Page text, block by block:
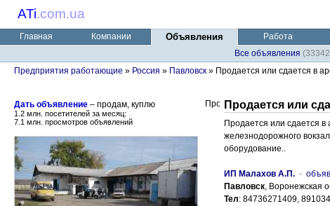
ATi.com.ua
Главная Компании Объявления
Работа
Все объявления
Предприятия работающие » Россия » Павловск » Продается или сдается в
Дать объявление – продам, куплю
1.2 млн. посетителей за месяц:
7.1 млн. просмотров объявлений
Продается или
Продается или сдается в
железнодорожного
оборудование..
ИП Малахов А.П. -
Павловск, Воронежская
Тел: 84736271409,